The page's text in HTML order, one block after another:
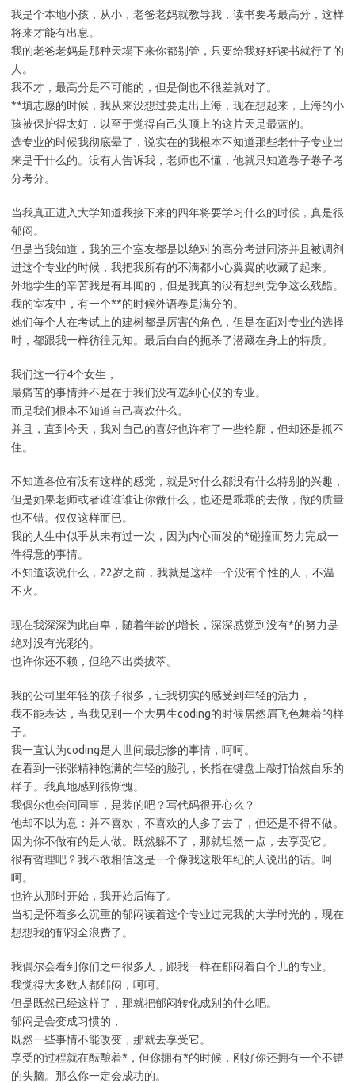
我是个本地小孩，从小，老爸老妈就教导我，读书要考最高分，这样
将来才能有出息。
我的老爸老妈是那种天塌下来你都别管，只要给我好好读书就行了的
人。
我不才，最高分是不可能的，但是倒也不很差就对了。
**填志愿的时候，我从来没想过要走出上海，现在想起来，上海的小
孩被保护得太好，以至于觉得自己头顶上的这片天是最蓝的。
选专业的时候我彻底晕了，说实在的我根本不知道那些老什子专业出
来是干什么的。没有人告诉我，老师也不懂，他就只知道卷子卷子考
分考分。
当我真正进入大学知道我接下来的四年将要学习什么的时候，真是很
郁闷。
但是当我知道，我的三个室友都是以绝对的高分考进同济并且被调剂
进这个专业的时候，我把我所有的不满都小心翼翼的收藏了起来。
外地学生的辛苦我是有耳闻的，但是我真的没有想到竞争这么残酷。
我的室友中，有一个**的时候外语卷是满分的。
她们每个人在考试上的建树都是厉害的角色，但是在面对专业的选择
时，都跟我一样彷徨无知。最后白白的扼杀了潜藏在身上的特质。
我们这一行4个女生，
最痛苦的事情并不是在于我们没有选到心仪的专业。
而是我们根本不知道自己喜欢什么。
并且，直到今天，我对自己的喜好也许有了一些轮廓，但却还是抓不
住。
不知道各位有没有这样的感觉，就是对什么都没有什么特别的兴趣，
但是如果老师或者谁谁谁让你做什么，也还是乖乖的去做，做的质量
也不错。仅仅这样而已。
我的人生中似乎从未有过一次，因为内心而发的*碰撞而努力完成一
件得意的事情。
不知道该说什么，22岁之前，我就是这样一个没有个性的人，不温
不火。
现在我深深为此自卑，随着年龄的增长，深深感觉到没有*的努力是
绝对没有光彩的。
也许你还不赖，但绝不出类拔萃。
我的公司里年轻的孩子很多，让我切实的感受到年轻的活力，
我不能表达，当我见到一个大男生coding的时候居然眉飞色舞着的样
子。
我一直认为coding是人世间最悲惨的事情，呵呵。
在看到一张张精神饱满的年轻的脸孔，长指在键盘上敲打怡然自乐的
样子。我真地感到很惭愧。
我偶尔也会问同事，是装的吧？写代码很开心么？
他却不以为意：并不喜欢，不喜欢的人多了去了，但还是不得不做。
因为你不做有的是人做。既然躲不了，那就坦然一点，去享受它。
很有哲理吧？我不敢相信这是一个像我这般年纪的人说出的话。呵
呵。
也许从那时开始，我开始后悔了。
当初是怀着多么沉重的郁闷读着这个专业过完我的大学时光的，现在
想想我的郁闷全浪费了。
我偶尔会看到你们之中很多人，跟我一样在郁闷着自个儿的专业。
我觉得大多数人都郁闷，呵呵。
但是既然已经这样了，那就把郁闷转化成别的什么吧。
郁闷是会变成习惯的，
既然一些事情不能改变，那就去享受它。
享受的过程就在酝酿着*，但你拥有*的时候，刚好你还拥有一个不错
的头脑。那么你一定会成功的。